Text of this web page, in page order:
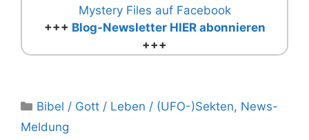
+++ Blog-Newsletter HIER abonnieren
+++
Kategorien
Bibel / Gott / Leben / (UFO-)Sekten, News-
Meldung